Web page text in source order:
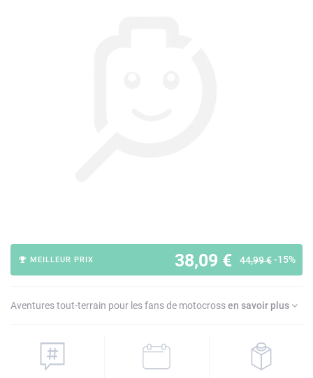
38,09 € 44,99 €-15%
MEILLEUR PRIX
Aventures tout-terrain pour les fans de motocrossen savoir plus